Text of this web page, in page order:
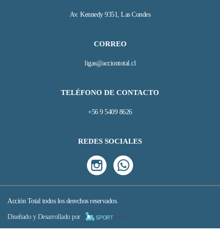
Av. Kennedy 9351, Las Condes
CORREO
ligas@acciontotal.cl
TELÉFONO DE CONTACTO
+56 9 5409 8626
REDES SOCIALES
Acción Total todos los derechos reservados.
Diseñado y Desarrollado por